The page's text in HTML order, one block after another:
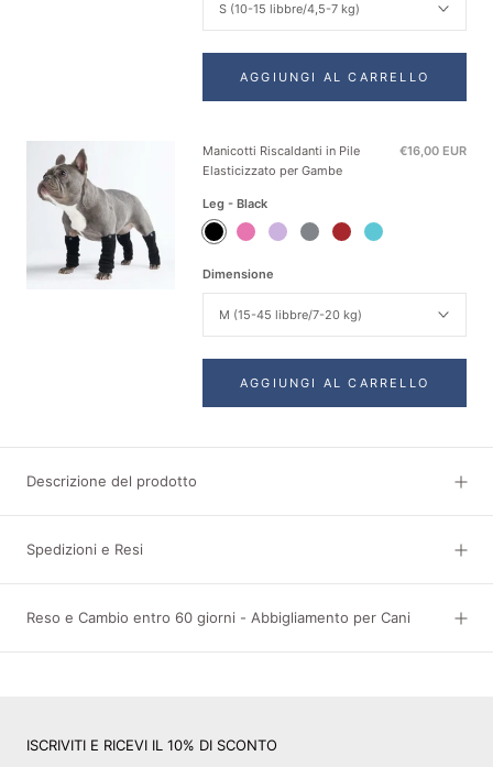
S (10-15 libbre/4,5-7 kg)
AGGIUNGI AL CARRELLO
Manicotti Riscaldanti in Pile
Elasticizzato per Gambe
€16,00 EUR
Leg - Black
Leg
Black
Leg
Pink
Leg
Purple
Leg
Leg
Leg
Dimensione
M (15-45 libbre/7-20 kg)
AGGIUNGI AL CARRELLO
Descrizione del prodotto
Spedizioni e Resi
Reso e Cambio entro 60 giorni - Abbigliamento per Cani
ISCRIVITI E RICEVI IL 10% DI SCONTO